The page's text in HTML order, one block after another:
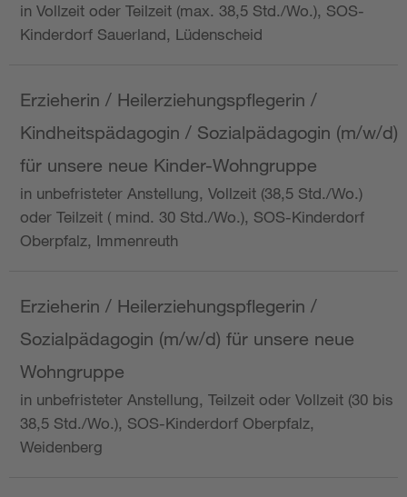
in Vollzeit oder Teilzeit (max. 38,5 Std./Wo.), SOS-
Kinderdorf Sauerland, Lüdenscheid
Erzieherin / Heilerziehungspflegerin /
Kindheitspädagogin / Sozialpädagogin (m/w/d)
für unsere neue Kinder-Wohngruppe
in unbefristeter Anstellung, Vollzeit (38,5 Std./Wo.)
oder Teilzeit ( mind. 30 Std./Wo.), SOS-Kinderdorf
Oberpfalz, Immenreuth
Erzieherin / Heilerziehungspflegerin /
Sozialpädagogin (m/w/d) für unsere neue
Wohngruppe
in unbefristeter Anstellung, Teilzeit oder Vollzeit (30 bis
38,5 Std./Wo.), SOS-Kinderdorf Oberpfalz,
Weidenberg